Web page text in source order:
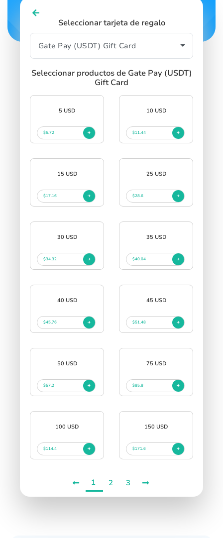
Seleccionar tarjeta de regalo
Seleccionar productos de Gate Pay (USDT)
Gift Card
5 USD
$5.72
10 USD
$11.44
15 USD
$17.16
25 USD
$28.6
30 USD
$34.32
35 USD
$40.04
40 USD
$45.76
45 USD
$51.48
50 USD
$57.2
75 USD
$85.8
100 USD
$114.4
150 USD
$171.6
1 2 3